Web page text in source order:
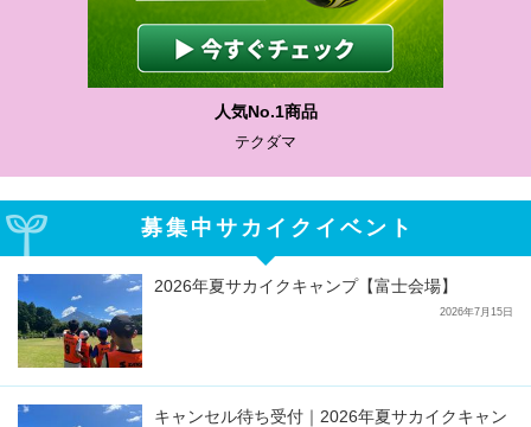
人気No.1商品
テクダマ
募集中サカイクイベント
2026年夏サカイクキャンプ【富士会場】
2026年7月15日
キャンセル待ち受付｜2026年夏サカイクキャン